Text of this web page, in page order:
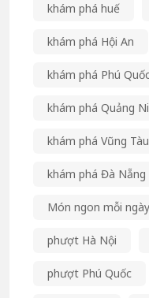
khám phá huế
khám phá Hội An
khám phá Phú
khám phá Quảng
khám phá Vũng Tàu
khám phá Đà Nẵng
Món ngon mỗi ngày
phượt Hà Nội
phượt Phú Quốc